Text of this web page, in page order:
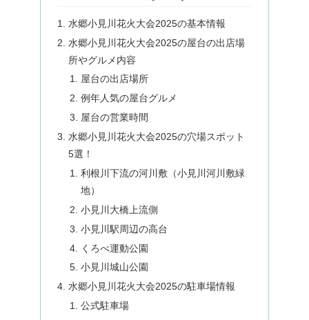
水郷小見川花火大会2025の基本情報
水郷小見川花火大会2025の屋台の出店場
所やグルメ内容
屋台の出店場所
例年人気の屋台グルメ
屋台の営業時間
水郷小見川花火大会2025の穴場スポット
5選！
利根川下流の河川敷（小見川河川敷緑
地）
小見川大橋上流側
小見川駅周辺の高台
くろべ運動公園
小見川城山公園
水郷小見川花火大会2025の駐車場情報
公式駐車場